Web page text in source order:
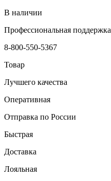
В наличии
Профессиональная поддержка
8-800-550-5367
Товар
Лучшего качества
Оперативная
Отправка по России
Быстрая
Доставка
Лояльная